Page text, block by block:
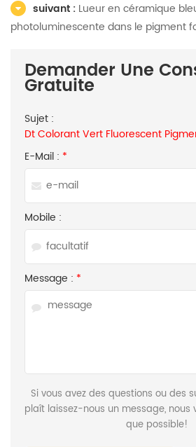
suivant : Lueur en céramique
photoluminescente dans le pigment
Demander Une
Gratuite
Sujet :
Dt Colorant Vert Fluorescent
E-Mail : *
Mobile :
Message : *
Si vous avez des questions ou des
plaît laissez-nous un message, nous
que possible!